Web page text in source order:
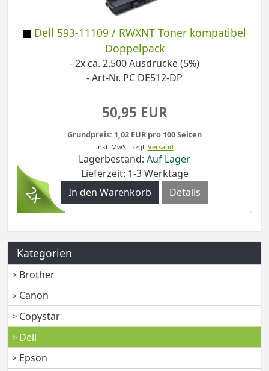
Dell 593-11109 / RWXNT Toner kompatibel
Doppelpack
- 2x ca. 2.500 Ausdrucke (5%)
- Art-Nr. PC DE512-DP
50,95 EUR
Grundpreis: 1,02 EUR pro 100 Seiten
inkl. MwSt. zzgl. Versand
Lagerbestand: Auf Lager
Lieferzeit: 1-3 Werktage
In den Warenkorb
Details
Kategorien
Brother
Canon
Copystar
Dell
Epson